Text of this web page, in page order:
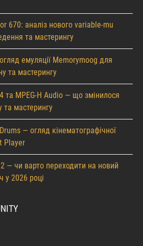
670: аналіз нового variable-mu
та мастерингу
емуляції Memorymoog для
та мастерингу
та MPEG-H Audio — що змінилося
та мастерингу
— огляд кінематографічної
Player
— чи варто переходити на новий
у 2026 році